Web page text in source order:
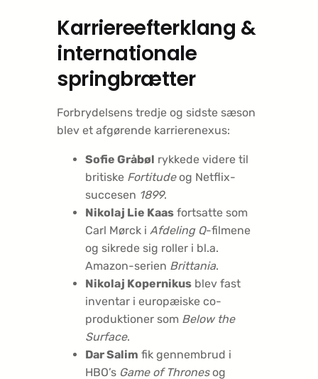
Karriereefterklang &
internationale
springbrætter
Forbrydelsens tredje og sidste sæson
blev et afgørende karrierenexus:
Sofie Gråbøl rykkede videre til
britiske Fortitudeog Netflix-
succesen 1899.
Nikolaj Lie Kaas fortsatte som
Carl Mørck i Afdeling Q-filmene
og sikrede sig roller i bl.a.
Amazon-serien Brittania.
Nikolaj Kopernikus blev fast
inventar i europæiske co-
produktioner som Below the
Surface.
Dar Salim fik gennembrud i
HBO’s Game of Thronesog